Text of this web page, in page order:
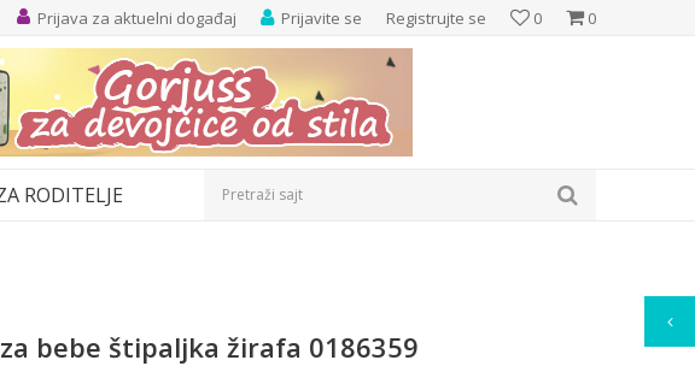
0
0
Prijavite se Registrujte se
Prijava za aktuelni događaj
RODITELJE Pretraži sajt
bebe štipaljka žirafa 0186359